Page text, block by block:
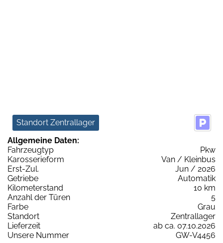
Standort Zentrallager
Allgemeine Daten:
Fahrzeugtyp
Pkw
Karosserieform
Van / Kleinbus
Erst-Zul.
Jun / 2026
Getriebe
Automatik
Kilometerstand
10 km
Anzahl der Türen
5
Farbe
Grau
Standort
Zentrallager
Lieferzeit
ab ca. 07.10.2026
Unsere Nummer
GW-V4456